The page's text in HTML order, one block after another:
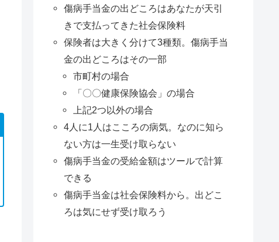
傷病手当金の出どころはあなたが天引
きで支払ってきた社会保険料
保険者は大きく分けて3種類。傷病手当
金の出どころはその一部
市町村の場合
「〇〇健康保険協会」の場合
上記2つ以外の場合
4人に1人はこころの病気。なのに知ら
ない方は一生受け取らない
傷病手当金の受給金額はツールで計算
できる
傷病手当金は社会保険料から。出どこ
ろは気にせず受け取ろう